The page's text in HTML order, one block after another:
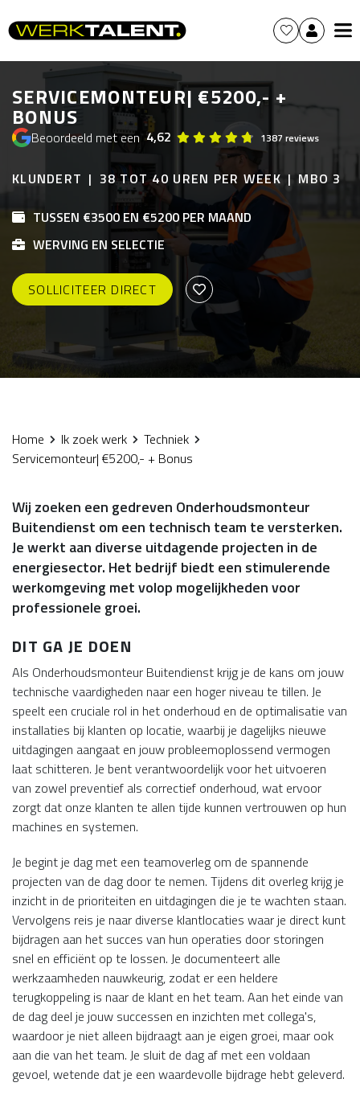
SERVICEMONTEUR| €5200,- +
BONUS
Beoordeeld met een 4,62 1387 reviews
KLUNDERT 38 TOT 40 UREN PER WEEK
MBO 3
TUSSEN €3500 EN €5200 PER MAAND
WERVING EN SELECTIE
SOLLICITEER DIRECT
Home Ik zoek werk
Techniek
Servicemonteur| €5200,- + Bonus
Wij zoeken een gedreven Onderhoudsmonteur
Buitendienst om een technisch team te versterken.
Je werkt aan diverse uitdagende projecten in de
energiesector. Het bedrijf biedt een stimulerende
werkomgeving met volop mogelijkheden voor
professionele groei.
DIT GA JE DOEN
Als Onderhoudsmonteur Buitendienst krijg je de kans om jouw
technische vaardigheden naar een hoger niveau te tillen. Je
speelt een cruciale rol in het onderhoud en de optimalisatie van
installaties bij klanten op locatie, waarbij je dagelijks nieuwe
uitdagingen aangaat en jouw probleemoplossend vermogen
laat schitteren. Je bent verantwoordelijk voor het uitvoeren
van zowel preventief als correctief onderhoud, wat ervoor
zorgt dat onze klanten te allen tijde kunnen vertrouwen op hun
machines en systemen.
Je begint je dag met een teamoverleg om de spannende
projecten van de dag door te nemen. Tijdens dit overleg krijg je
inzicht in de prioriteiten en uitdagingen die je te wachten staan.
Vervolgens reis je naar diverse klantlocaties waar je direct kunt
bijdragen aan het succes van hun operaties door storingen
snel en efficiënt op te lossen. Je documenteert alle
werkzaamheden nauwkeurig, zodat er een heldere
terugkoppeling is naar de klant en het team. Aan het einde van
de dag deel je jouw successen en inzichten met collega's,
waardoor je niet alleen bijdraagt aan je eigen groei, maar ook
aan die van het team. Je sluit de dag af met een voldaan
gevoel, wetende dat je een waardevolle bijdrage hebt geleverd.